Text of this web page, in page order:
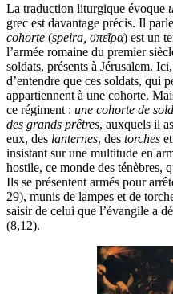
La traduction liturgique évoque
grec est davantage précis. Il
cohorte (speira, σπεῖρα) est un
l’armée romaine du premier
soldats, présents à Jérusalem.
d’entendre que ces soldats, qui
appartiennent à une cohorte.
ce régiment : une cohorte de
des grands prêtres, auxquels il
eux, des lanternes, des torches
insistant sur une multitude en
hostile, ce monde des ténèbres,
Ils se présentent armés pour
29), munis de lampes et de
saisir de celui que l’évangile a
(8,12).